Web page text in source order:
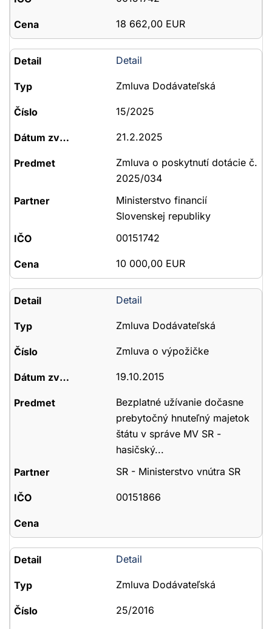
18 662,00 EUR
Detail
Zmluva Dodávateľská
15/2025
21.2.2025
Zmluva o poskytnutí dotácie č.
2025/034
Ministerstvo financií
Slovenskej republiky
00151742
10 000,00 EUR
Detail
Zmluva Dodávateľská
Zmluva o výpožičke
19.10.2015
Bezplatné užívanie dočasne
prebytočný hnuteľný majetok
štátu v správe MV SR -
hasičský...
SR - Ministerstvo vnútra SR
00151866
Detail
Zmluva Dodávateľská
25/2016